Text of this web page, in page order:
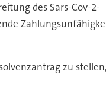
des Sars-Cov-2-
zu